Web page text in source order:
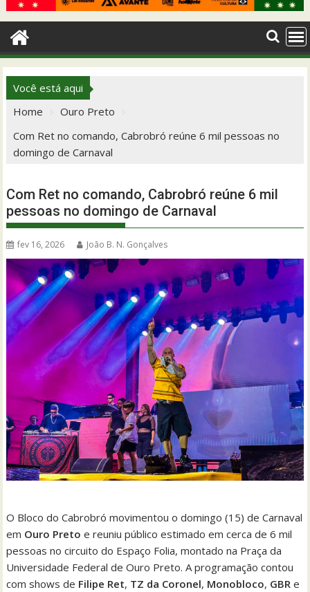
Você está aqui
Home
Ouro Preto
Com Ret no comando, Cabrobró reúne 6 mil pessoas no
domingo de Carnaval
Com Ret no comando, Cabrobró reúne 6 mil
pessoas no domingo de Carnaval
fev 16, 2026 João B. N. Gonçalves
O Bloco do Cabrobró movimentou o domingo (15) de Carnaval
em Ouro Preto e reuniu público estimado em cerca de 6 mil
pessoas no circuito do Espaço Folia, montado na Praça da
Universidade Federal de Ouro Preto. A programação contou
com shows de Filipe Ret, TZ da Coronel, Monobloco, GBR e